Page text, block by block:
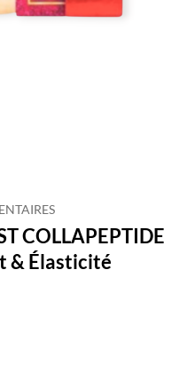
COLLAPEPTIDE
& Élasticité